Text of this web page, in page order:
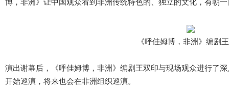
《呼佳姆博，非洲》编剧
演出谢幕后，《呼佳姆博，非洲》编剧王双印与现场观众进行了
开始巡演，将来也会在非洲组织巡演。